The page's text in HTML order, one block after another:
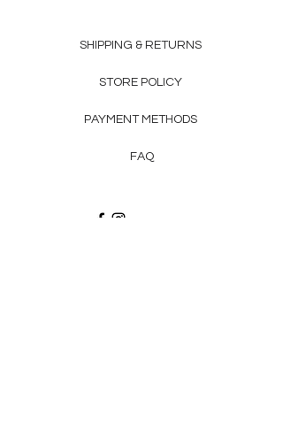
SHIPPING & RETURNS
STORE POLICY
PAYMENT METHODS
FAQ